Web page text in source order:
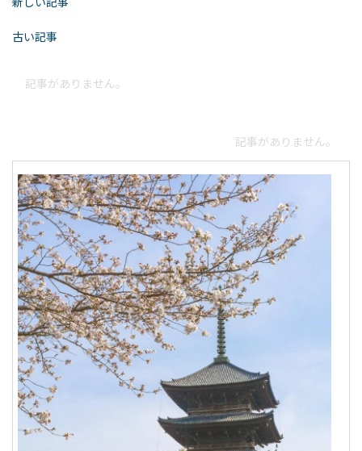
古い記事
記事がありません。
記事がありません。